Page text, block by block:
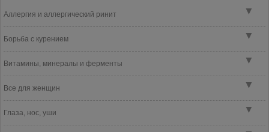
▼
Аллергия и аллергический ринит
▼
Борьба с курением
▼
Витамины, минералы и ферменты
▼
Все для женщин
▼
Глаза, нос, уши